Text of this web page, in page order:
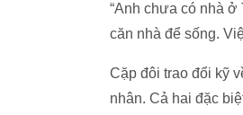
“Anh chưa có nhà
căn nhà để sống.
Cặp đôi trao đổi kỹ
nhân. Cả hai đặc